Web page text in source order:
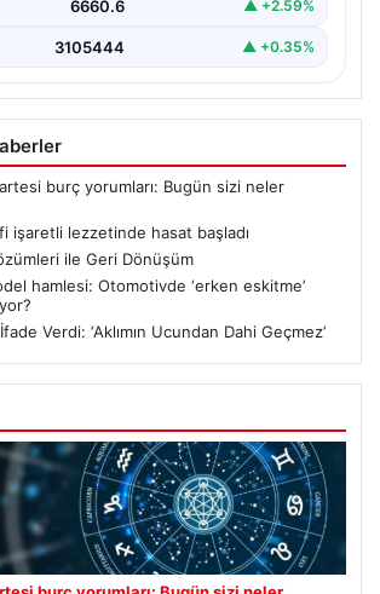
6660.6 ▲ +2.59%
3105444 ▲ +0.35%
burç yorumları: Bugün sizi neler
işaretli lezzetinde hasat başladı
ile Geri Dönüşüm
hamlesi: Otomotivde ‘erken eskitme’
Verdi: ‘Aklımın Ucundan Dahi Geçmez’